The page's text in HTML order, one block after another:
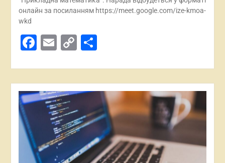
онлайн за посиланням https://meet.google.com/ize-kmoa-
wkd
Facebook
Email
CopyПоділитися